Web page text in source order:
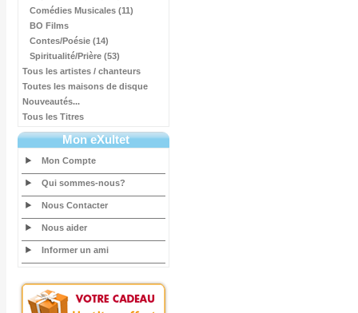
Comédies Musicales (11)
BO Films
Contes/Poésie (14)
Spiritualité/Prière (53)
Tous les artistes / chanteurs
Toutes les maisons de disque
Nouveautés...
Tous les Titres
Mon eXultet
Mon Compte
Qui sommes-nous?
Nous Contacter
Nous aider
Informer un ami